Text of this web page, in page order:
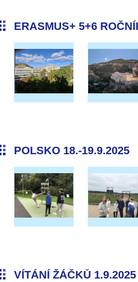
ERASMUS+ 5+6
POLSKO 18.-19.9.2025
VÍTÁNÍ ŽÁČKŮ 1.9.2025